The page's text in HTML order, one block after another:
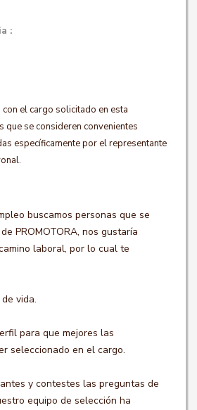
:
el cargo solicitado en esta
que se consideren convenientes
específicamente por el representante
buscamos personas que se
PROMOTORA, nos gustaría
laboral, por lo cual te
vida.
para que mejores las
seleccionado en el cargo.
y contestes las preguntas de
equipo de selección ha